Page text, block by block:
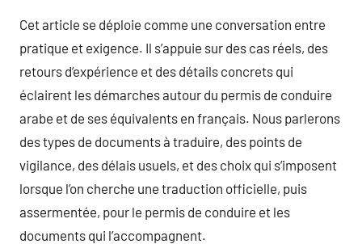
Cet article se déploie comme une conversation entre
pratique et exigence. Il s’appuie sur des cas réels, des
retours d’expérience et des détails concrets qui
éclairent les démarches autour du permis de conduire
arabe et de ses équivalents en français. Nous parlerons
des types de documents à traduire, des points de
vigilance, des délais usuels, et des choix qui s’imposent
lorsque l’on cherche une traduction officielle, puis
assermentée, pour le permis de conduire et les
documents qui l’accompagnent.